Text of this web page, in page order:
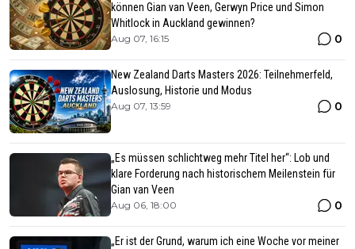
können Gian van Veen, Gerwyn Price und Simon
Whitlock in Auckland gewinnen?
Aug 07, 16:15 0
New Zealand Darts Masters 2026: Teilnehmerfeld,
Auslosung, Historie und Modus
Aug 07, 13:59 0
„Es müssen schlichtweg mehr Titel her“: Lob und
klare Forderung nach historischem Meilenstein für
Gian van Veen
Aug 06, 18:00 0
„Er ist der Grund, warum ich eine Woche vor meiner